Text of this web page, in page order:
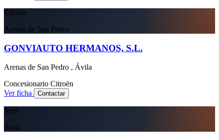
Citroën
Arenas de San Pedro
GONVIAUTO HERMANOS, S.L.
Arenas de San Pedro , Ávila
Concesionario Citroën
Ver ficha
Contactar
Jeep
Ávila